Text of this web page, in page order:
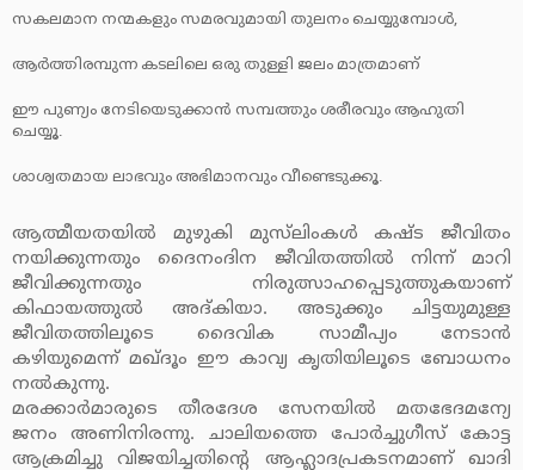
സകലമാന നന്മകളും സമരവുമായി തുലനം ചെയ്യുമ്പോള്‍,
ആര്‍ത്തിരമ്പുന്ന കടലിലെ ഒരു തുള്ളി ജലം മാത്രമാണ്
ഈ പുണ്യം നേടിയെടുക്കാന്‍ സമ്പത്തും ശരീരവും ആഹുതി
ചെയ്യൂ.
ശാശ്വതമായ ലാഭവും അഭിമാനവും വീണ്ടെടുക്കൂ.
ആത്മീയതയില്‍ മുഴുകി മുസ്‌ലിംകള്‍ കഷ്ട ജീവിതം
നയിക്കുന്നതും ദൈനംദിന ജീവിതത്തില്‍ നിന്ന് മാറി
ജീവിക്കുന്നതും നിരുത്സാഹപ്പെടുത്തുകയാണ്
കിഫായത്തുല്‍ അദ്കിയാ. അടുക്കും ചിട്ടയുമുള്ള
ജീവിതത്തിലൂടെ ദൈവിക സാമീപ്യം നേടാന്‍
കഴിയുമെന്ന് മഖ്ദൂം ഈ കാവ്യ കൃതിയിലൂടെ ബോധനം
നല്‍കുന്നു.
മരക്കാര്‍മാരുടെ തീരദേശ സേനയില്‍ മതഭേദമന്യേ
ജനം അണിനിരന്നു. ചാലിയത്തെ പോര്‍ച്ചുഗീസ് കോട്ട
ആക്രമിച്ചു വിജയിച്ചതിന്റെ ആഹ്ലാദപ്രകടനമാണ് ഖാദി